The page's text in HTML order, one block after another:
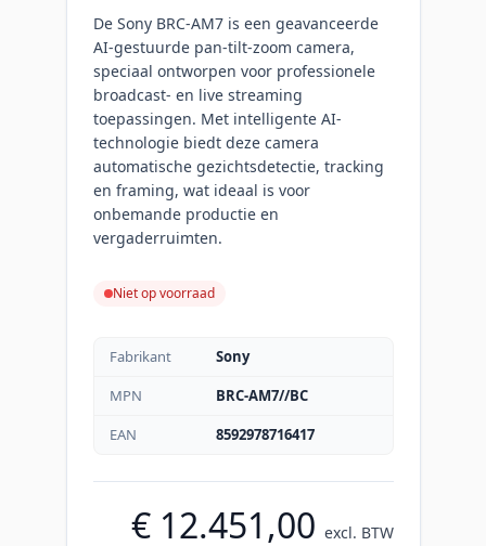
De Sony BRC-AM7 is een geavanceerde
AI-gestuurde pan-tilt-zoom camera,
speciaal ontworpen voor professionele
broadcast- en live streaming
toepassingen. Met intelligente AI-
technologie biedt deze camera
automatische gezichtsdetectie, tracking
en framing, wat ideaal is voor
onbemande productie en
vergaderruimten.
Niet op voorraad
Fabrikant
Sony
MPN
BRC-AM7//BC
EAN
8592978716417
€ 12.451,00 excl. BTW